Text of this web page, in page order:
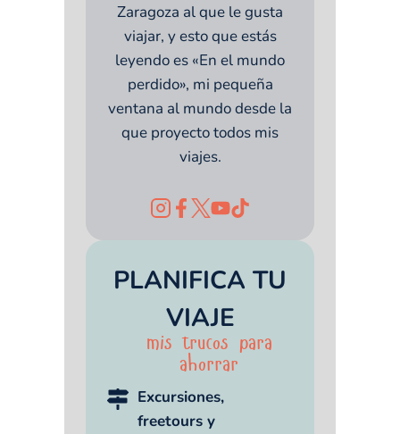
Zaragoza al que le gusta
viajar, y esto que estás
leyendo es «En el mundo
perdido», mi pequeña
ventana al mundo desde la
que proyecto todos mis
viajes.
PLANIFICA TU
VIAJE
mis trucos para
ahorrar
Excursiones,
freetours y